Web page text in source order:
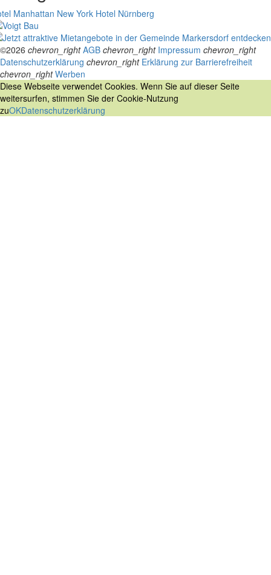
Manhattan New York Hotel Nürnberg
©2026 chevron_right AGB chevron_right Impressum chevron_right
Datenschutzerklärung chevron_right Erklärung zur Barrierefreiheit
chevron_right Werben
Diese Webseite verwendet Cookies. Wenn Sie auf dieser Seite
weitersurfen, stimmen Sie der Cookie-Nutzung
zuOKDatenschutzerklärung